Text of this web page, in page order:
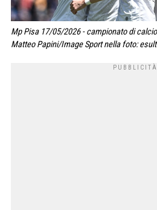
Mp Pisa 17/05/2026 - campionato di
Matteo Papini/Image Sport nella foto: